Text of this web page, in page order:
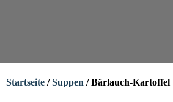
Startseite /Suppen / Bärlauch-Kartoffel